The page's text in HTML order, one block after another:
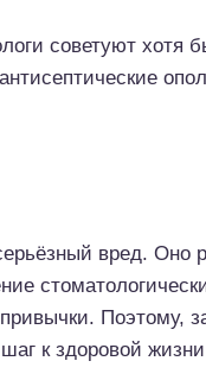
советуют хотя
вред. Оно
Поэтому,
к здоровой жизни